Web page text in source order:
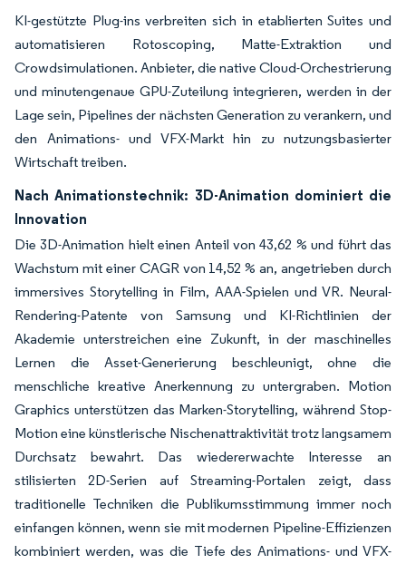
KI-gestützte Plug-ins verbreiten sich in etablierten Suites und
automatisieren Rotoscoping, Matte-Extraktion und
Crowdsimulationen. Anbieter, die native Cloud-Orchestrierung
und minutengenaue GPU-Zuteilung integrieren, werden in der
Lage sein, Pipelines der nächsten Generation zu verankern, und
den Animations- und VFX-Markt hin zu nutzungsbasierter
Wirtschaft treiben.
Nach Animationstechnik: 3D-Animation dominiert die
Innovation
Die 3D-Animation hielt einen Anteil von 43,62 % und führt das
Wachstum mit einer CAGR von 14,52 % an, angetrieben durch
immersives Storytelling in Film, AAA-Spielen und VR. Neural-
Rendering-Patente von Samsung und KI-Richtlinien der
Akademie unterstreichen eine Zukunft, in der maschinelles
Lernen die Asset-Generierung beschleunigt, ohne die
menschliche kreative Anerkennung zu untergraben. Motion
Graphics unterstützen das Marken-Storytelling, während Stop-
Motion eine künstlerische Nischenattraktivität trotz langsamem
Durchsatz bewahrt. Das wiedererwachte Interesse an
stilisierten 2D-Serien auf Streaming-Portalen zeigt, dass
traditionelle Techniken die Publikumsstimmung immer noch
einfangen können, wenn sie mit modernen Pipeline-Effizienzen
kombiniert werden, was die Tiefe des Animations- und VFX-